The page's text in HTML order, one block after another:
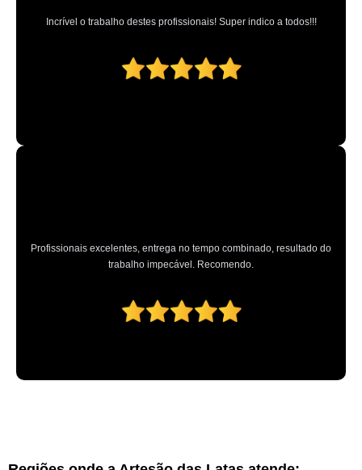
Incrível o trabalho destes profissionais! Super indico a todos!!!
Profissionais excelentes, entrega no tempo combinado, resultado do
trabalho impecável. Recomendo.